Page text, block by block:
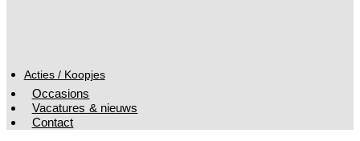
Acties / Koopjes
Occasions
Vacatures & nieuws
Contact